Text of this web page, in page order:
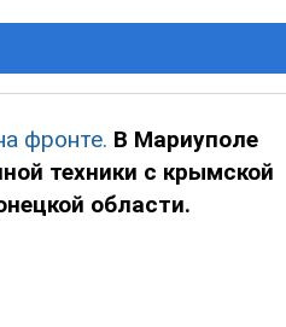
фронте. В Мариуполе
техники с крымской
области.